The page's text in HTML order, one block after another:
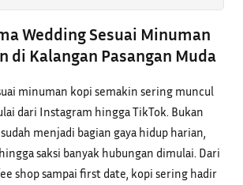
Wedding Sesuai Minuman
di Kalangan Pasangan Muda
minuman kopi semakin sering muncul
dari Instagram hingga TikTok. Bukan
menjadi bagian gaya hidup harian,
saksi banyak hubungan dimulai. Dari
shop sampai first date, kopi sering hadir